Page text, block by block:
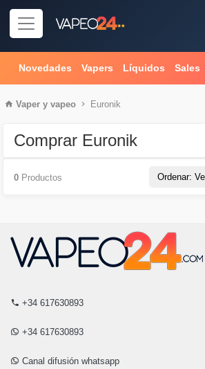
Novedades Vapers Líquidos Sales
Vaper y vapeo Euronik
Comprar Euronik
Ordenar:
0 Productos
+34 617630893
+34 617630893
Canal difusión whatsapp